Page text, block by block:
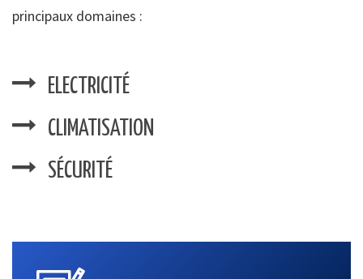
principaux domaines :
ELECTRICITÉ
CLIMATISATION
SÉCURITÉ